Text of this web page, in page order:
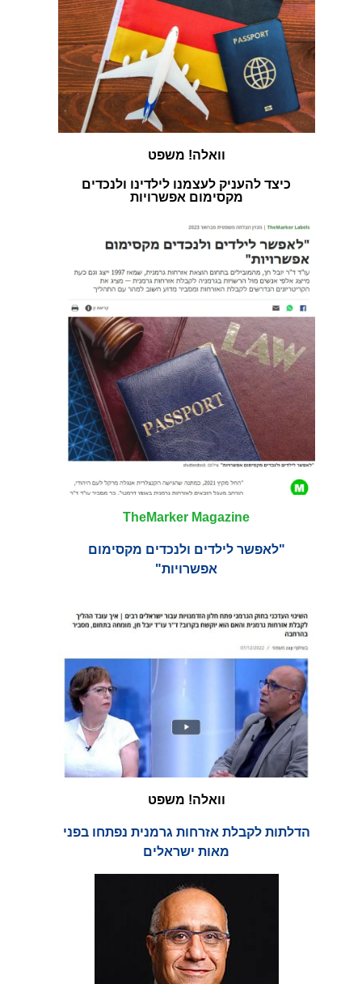
וואלה! משפט
כיצד להעניק לעצמנו לילדינו ולנכדים
מקסימום אפשרויות
TheMarker Magazine
"לאפשר לילדים ולנכדים מקסימום
אפשרויות"
וואלה! משפט
הדלתות לקבלת אזרחות גרמנית נפתחו בפני
מאות ישראלים